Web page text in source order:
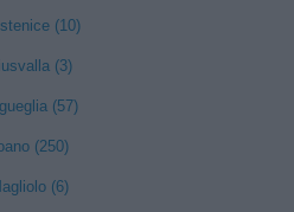
(10)
(3)
(57)
(250)
(6)